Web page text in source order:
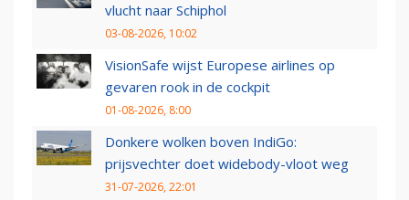
vlucht naar Schiphol
03-08-2026, 10:02
VisionSafe wijst Europese airlines op
gevaren rook in de cockpit
01-08-2026, 8:00
Donkere wolken boven IndiGo:
prijsvechter doet widebody-vloot weg
31-07-2026, 22:01